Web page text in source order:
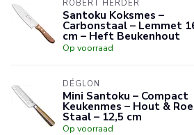
ROBERT HERDER
Santoku Koksmes –
Carbonstaal – Lemmet
cm – Heft Beukenhout
Op voorraad
DÉGLON
Mini Santoku – Compact
Keukenmes – Hout &
Staal – 12,5 cm
Op voorraad